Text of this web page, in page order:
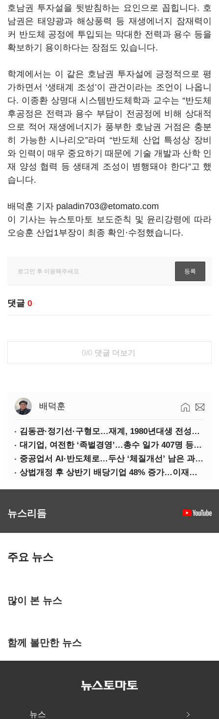
호남권 투자설을 뒷받침하는 요인으로 꼽힙니다. 호
남권은 태양광과 해상풍력 등 재생에너지 잠재력이
커 반도체 공정에 투입되는 막대한 전력과 용수 등을
확보하기 용이하다는 장점도 있습니다.
학계에서는 이 같은 호남권 투자설에 긍정적으로 평
가하면서 ‘생태계 조성’이 관건이라는 조언이 나옵니
다. 이종환 상명대 시스템반도체학과 교수는“반도체
후공정은 전력과 용수 부담이 전공정에 비해 상대적
으로 적어 재생에너지가 풍부한 호남권 거점은 충분
히 가능한 시나리오”라며“반도체 산업 특성상 장비
와 인력이 매우 중요하기 때문에 기술 개발과 산학 인
재 양성 협력 등 생태계 조성이 병행돼야 한다”고 했
습니다.
배덕훈 기자 paladin703@etomato.com
이 기사는 뉴스토마토 보도준칙 및 윤리강령에 따라
오승훈 산업1부장이 최종 확인·수정했습니다.
댓글 0
0/0 댓글 더보기
배덕훈
김동관·정기선·구형모…재계, 1980년대생 전성시대
대기업, 여전한 ‘족벌경영’…총수 일가 407명 등기임원
중공업서 AI·반도체로…두산 ‘체질개선’ 남은 과제는
상법개정 후 상반기 배당기업 48% 증가…이재용 배당액 728억 1위
뉴스리듬
주요 뉴스
많이 본 뉴스
함께 볼만한 뉴스
뉴스